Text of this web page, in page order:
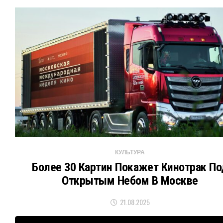
КУЛЬТУРА
Более 30 Картин Покажет Кинотрак
Открытым Небом В Москве
21.08.2025